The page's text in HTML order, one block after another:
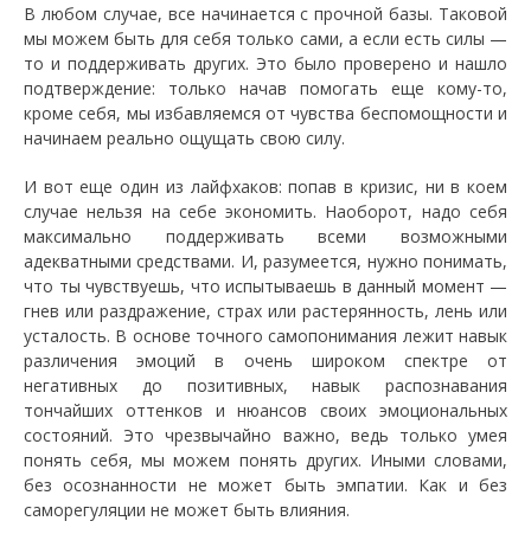
В любом случае, все начинается с прочной базы. Таковой
мы можем быть для себя только сами, а если есть силы —
то и поддерживать других. Это было проверено и нашло
подтверждение: только начав помогать еще кому-то,
кроме себя, мы избавляемся от чувства беспомощности и
начинаем реально ощущать свою силу.
И вот еще один из лайфхаков: попав в кризис, ни в коем
случае нельзя на себе экономить. Наоборот, надо себя
максимально поддерживать всеми возможными
адекватными средствами. И, разумеется, нужно понимать,
что ты чувствуешь, что испытываешь в данный момент —
гнев или раздражение, страх или растерянность, лень или
усталость. В основе точного самопонимания лежит навык
различения эмоций в очень широком спектре от
негативных до позитивных, навык распознавания
тончайших оттенков и нюансов своих эмоциональных
состояний. Это чрезвычайно важно, ведь только умея
понять себя, мы можем понять других. Иными словами,
без осознанности не может быть эмпатии. Как и без
саморегуляции не может быть влияния.